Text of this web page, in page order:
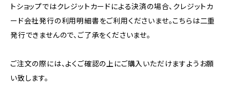
トショップではクレジットカードによる決済の場合、クレジットカ
ード会社発行の利用明細書をご利用くださいませ。こちらは二重
発行できませんので、ご了承をくださいませ。
ご注文の際には、よくご確認の上にご購入いただけますようお願
い致します。